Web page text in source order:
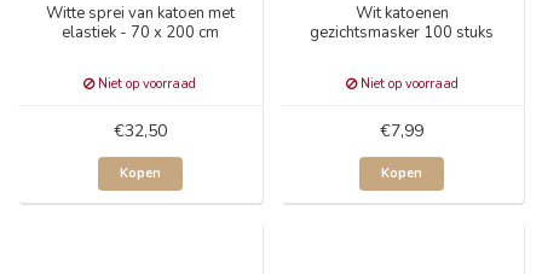
Witte sprei van katoen met
elastiek - 70 x 200 cm
Niet op voorraad
€32,50
Kopen
Wit katoenen
gezichtsmasker 100 stuks
Niet op voorraad
€7,99
Kopen